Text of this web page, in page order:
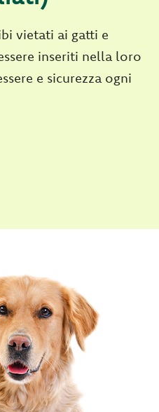
vietati ai gatti e
inseriti nella loro
e sicurezza ogni